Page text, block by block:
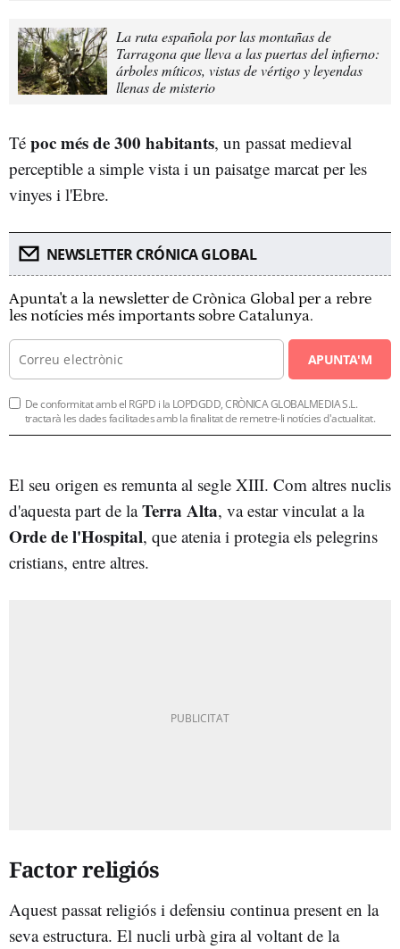
La ruta española por las montañas de
Tarragona que lleva a las puertas del infierno:
árboles míticos, vistas de vértigo y leyendas
llenas de misterio
Té poc més de 300 habitants, un passat medieval
perceptible a simple vista i un paisatge marcat per les
vinyes i l'Ebre.
NEWSLETTER CRÓNICA GLOBAL
Apunta't a la newsletter de Crònica Global per a rebre
les notícies més importants sobre Catalunya.
APUNTA'M
De conformitat amb el RGPD i la LOPDGDD, CRÒNICA GLOBALMEDIA S.L.
tractarà les dades facilitades amb la finalitat de remetre-li notícies d'actualitat.
El seu origen es remunta al segle XIII. Com altres nuclis
d'aquesta part de laTerra Alta, va estar vinculat a la
Orde de l'Hospital, que atenia i protegia els pelegrins
cristians, entre altres.
Factor religiós
Aquest passat religiós i defensiu continua present en la
seva estructura. El nucli urbà gira al voltant de la